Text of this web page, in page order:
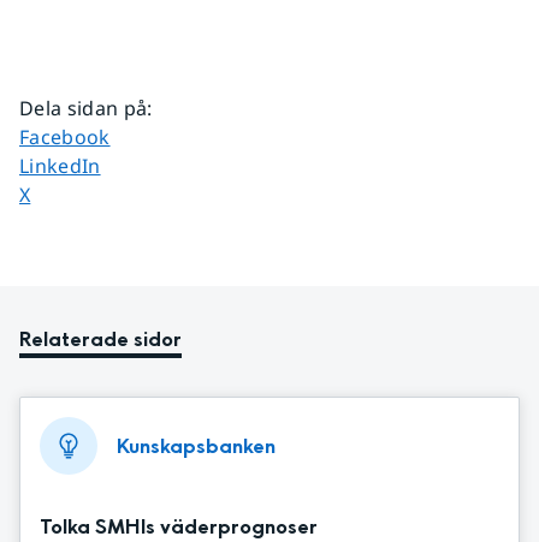
Dela sidan på:
Dela sidan på
Facebook
Dela sidan på
LinkedIn
Dela sidan på
X
Relaterade sidor
Kunskapsbanken
Tolka SMHIs väderprognoser